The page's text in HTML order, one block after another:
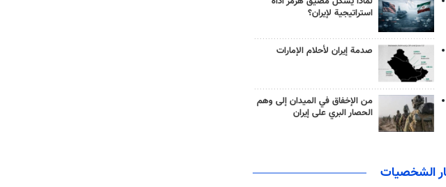
استراتيجية لإيران؟
صدمة إيران لأحلام الإمارات
من الإخفاق في الميدان إلى وهم
الحصار البري على إيران
الشخصيات